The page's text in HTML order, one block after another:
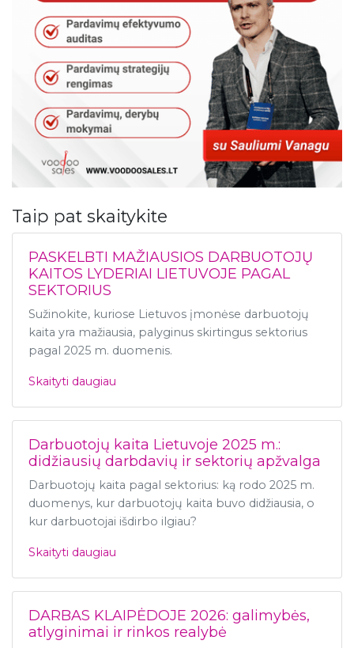
Taip pat skaitykite
PASKELBTI MAŽIAUSIOS DARBUOTOJŲ
KAITOS LYDERIAI LIETUVOJE PAGAL
SEKTORIUS
Sužinokite, kuriose Lietuvos įmonėse darbuotojų
kaita yra mažiausia, palyginus skirtingus sektorius
pagal 2025 m. duomenis.
Skaityti daugiau
Darbuotojų kaita Lietuvoje 2025 m.:
didžiausių darbdavių ir sektorių apžvalga
Darbuotojų kaita pagal sektorius: ką rodo 2025 m.
duomenys, kur darbuotojų kaita buvo didžiausia, o
kur darbuotojai išdirbo ilgiau?
Skaityti daugiau
DARBAS KLAIPĖDOJE 2026: galimybės,
atlyginimai ir rinkos realybė